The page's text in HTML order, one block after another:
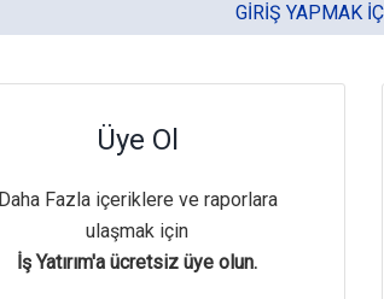
GIRIŞ YAPMAK
Üye Ol
Daha Fazla içeriklere ve raporlara
ulaşmak için
İş Yatırım'a ücretsiz üye olun.